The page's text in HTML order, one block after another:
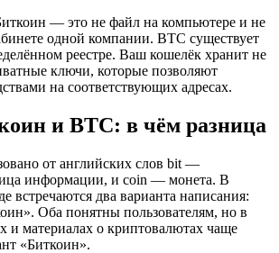
— это не файл на компьютере и не
одной компании. BTC существует
реестре. Ваш кошелёк хранит не
ключи, которые позволяют
на соответствующих адресах.
и BTC: в чём разница
от английских слов bit —
информации, и coin — монета. В
встречаются два варианта написания:
Оба понятны пользователям, но в
и материалах о криптовалютах чаще
«Биткоин».